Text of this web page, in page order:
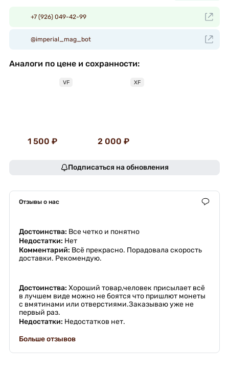
+7 (926) 049-42-99
@imperial_mag_bot
Аналоги по цене и сохранности:
VF
1 500 ₽
XF
2 000 ₽
Подписаться на обновления
Отзывы о нас
Достоинства: Все четко и понятно
Недостатки: Нет
Комментарий: Всё прекрасно. Порадовала скорость
доставки. Рекомендую.
Достоинства: Хороший товар,человек присылает всё
в лучшем виде можно не боятся что пришлют монеты
с вмятинами или отверстиями.Заказываю уже не
первый раз.
Недостатки: Недостатков нет.
Больше отзывов